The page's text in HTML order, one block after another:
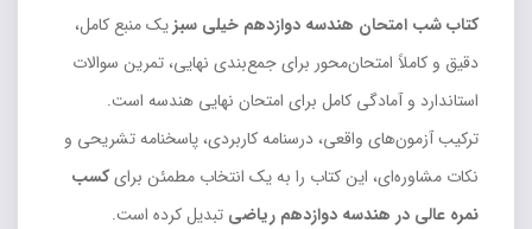
کتاب شب امتحان هندسه دوازدهم خیلی سبزیک منبع کامل،
دقیق و کاملاً امتحان‌محور برای جمع‌بندی نهایی، تمرین سوالات
استاندارد و آمادگی کامل برای امتحان نهایی هندسه است.
ترکیب آزمون‌های واقعی، درسنامه کاربردی، پاسخنامه تشریحی و
نکات مشاوره‌ای، این کتاب را به یک انتخاب مطمئن برایکسب
نمره عالی در هندسه دوازدهم ریاضی تبدیل کرده است.